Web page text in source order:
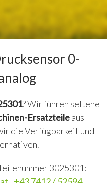
0-
? Wir führen seltene
Ersatzteileaus
die Verfügbarkeit und
3025301: